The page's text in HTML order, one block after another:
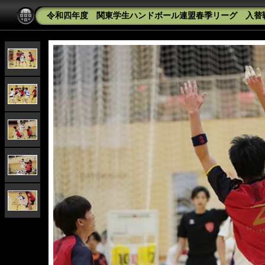
令和四年度 関東学生ハンドボール連盟春季リーグ 入